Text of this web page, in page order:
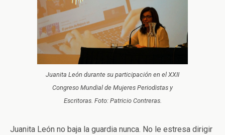
Juanita León durante su participación en el XXII
Congreso Mundial de Mujeres Periodistas y
Escritoras. Foto: Patricio Contreras.
Juanita León no baja la guardia nunca. No le estresa dirigir